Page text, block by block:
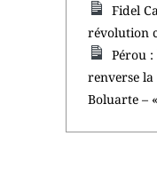
Fidel
révolution
Pérou :
renverse
Boluarte –